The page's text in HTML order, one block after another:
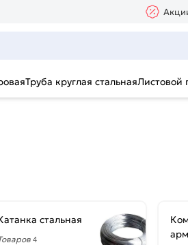
Труба круглая стальнаяЛистовой
стальная
4